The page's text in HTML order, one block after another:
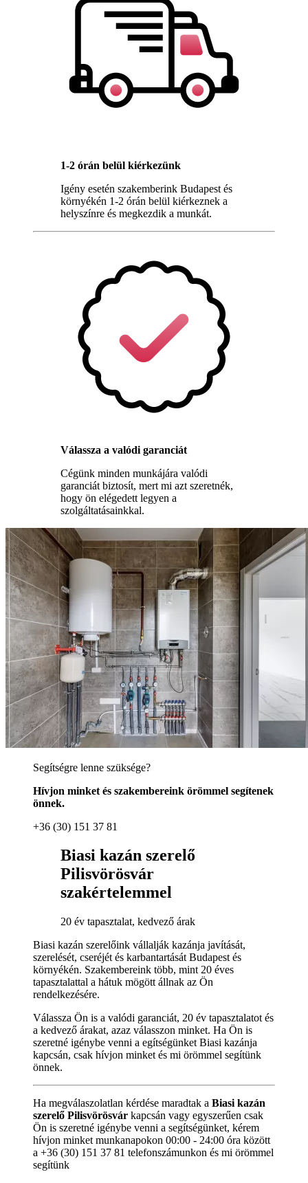
1-2 órán belül kiérkezünk
Igény esetén szakemberink Budapest és
környékén 1-2 órán belül kiérkeznek a
helyszínre és megkezdik a munkát.
Válassza a valódi garanciát
Cégünk minden munkájára valódi
garanciát biztosít, mert mi azt szeretnék,
hogy ön elégedett legyen a
szolgáltatásainkkal.
Segítségre lenne szüksége?
Hívjon minket és szakembereink örömmel segítenek
önnek.
+36 (30) 151 37 81
Biasi kazán szerelő
Pilisvörösvár
szakértelemmel
20 év tapasztalat, kedvező árak
Biasi kazán szerelőink vállalják kazánja javítását,
szerelését, cseréjét és karbantartását Budapest és
környékén. Szakembereink több, mint 20 éves
tapasztalattal a hátuk mögött állnak az Ön
rendelkezésére.
Válassza Ön is a valódi garanciát, 20 év tapasztalatot és
a kedvező árakat, azaz válasszon minket. Ha Ön is
szeretné igénybe venni a egítségünket Biasi kazánja
kapcsán, csak hívjon minket és mi örömmel segítünk
önnek.
Ha megválaszolatlan kérdése maradtak a Biasi kazán
szerelő Pilisvörösvár kapcsán vagy egyszerűen csak
Ön is szeretné igénybe venni a segítségünket, kérem
hívjon minket munkanapokon 00:00 - 24:00 óra között
a +36 (30) 151 37 81 telefonszámunkon és mi örömmel
segítünk